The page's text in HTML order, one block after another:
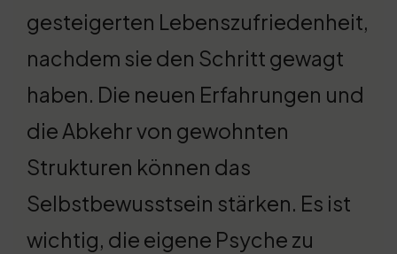
gesteigerten Lebenszufriedenheit,
nachdem sie den Schritt gewagt
haben. Die neuen Erfahrungen und
die Abkehr von gewohnten
Strukturen können das
Selbstbewusstsein stärken. Es ist
wichtig, die eigene Psyche zu